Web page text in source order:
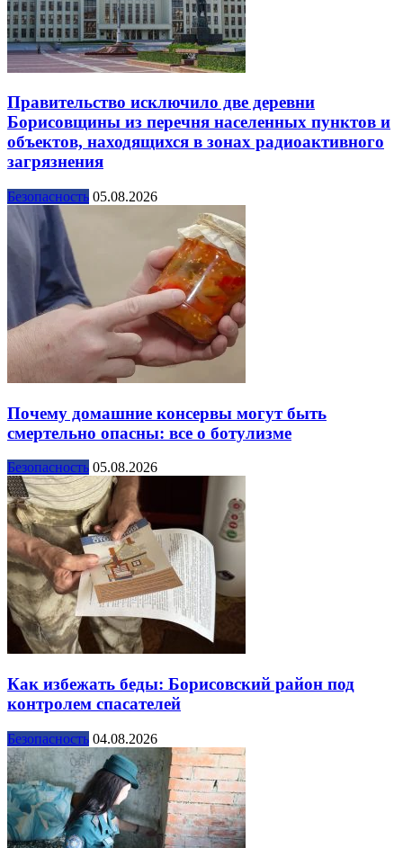
Правительство исключило две деревни
Борисовщины из перечня населенных пунктов и
объектов, находящихся в зонах радиоактивного
загрязнения
Безопасность 05.08.2026
Почему домашние консервы могут быть
смертельно опасны: все о ботулизме
Безопасность 05.08.2026
Как избежать беды: Борисовский район под
контролем спасателей
Безопасность 04.08.2026